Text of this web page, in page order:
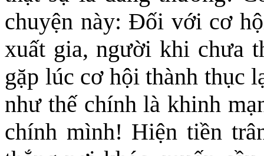
chuyện này: Đối với cơ
xuất gia, người khi chưa
gặp lúc cơ hội thành thục
như thế chính là khinh
chính mình! Hiện tiền